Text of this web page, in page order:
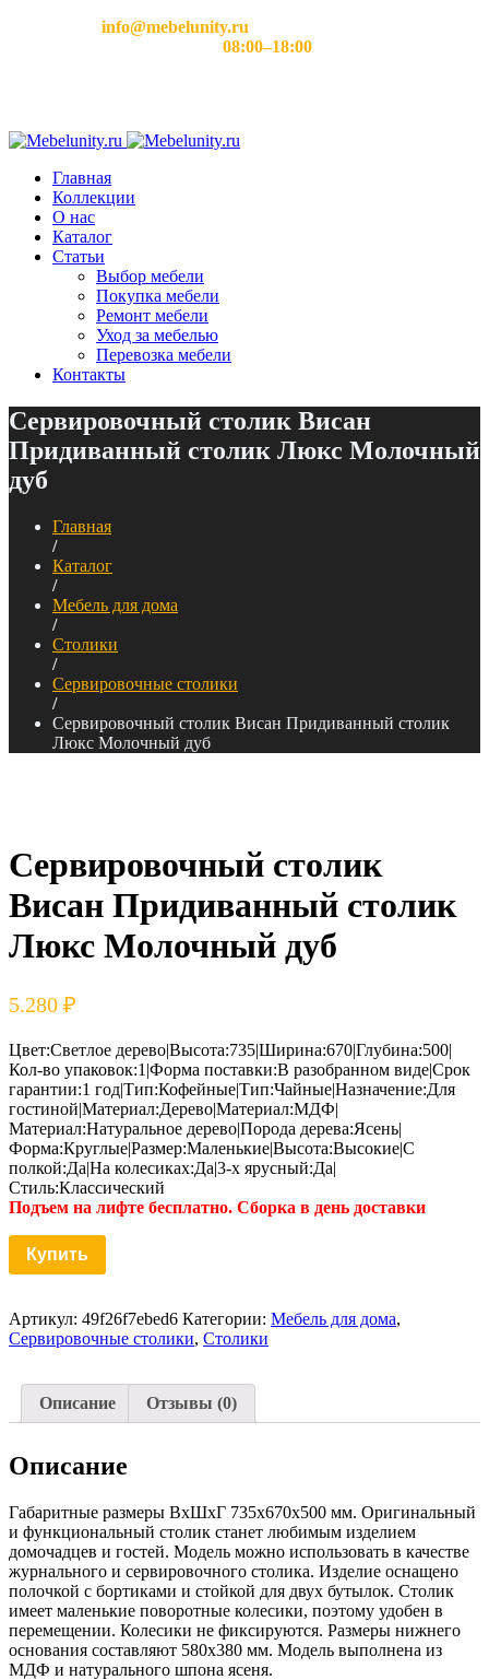
info@mebelunity.ru
08:00–18:00
Главная
Коллекции
О нас
Каталог
Статьи
Выбор мебели
Покупка мебели
Ремонт мебели
Уход за мебелью
Перевозка мебели
Контакты
Сервировочный столик Висан
Придиванный столик Люкс Молочный
дуб
Главная
/
Каталог
/
Мебель для дома
/
Столики
/
Сервировочные столики
/
Сервировочный столик Висан Придиванный столик
Люкс Молочный дуб
Сервировочный столик
Висан Придиванный столик
Люкс Молочный дуб
5.280 ₽
Цвет:Светлое дерево|Высота:735|Ширина:670|Глубина:500|
Кол-во упаковок:1|Форма поставки:В разобранном виде|Срок
гарантии:1 год|Тип:Кофейные|Тип:Чайные|Назначение:Для
гостиной|Материал:Дерево|Материал:МДФ|
Материал:Натуральное дерево|Порода дерева:Ясень|
Форма:Круглые|Размер:Маленькие|Высота:Высокие|С
полкой:Да|На колесиках:Да|3-х ярусный:Да|
Стиль:Классический
Подъем на лифте бесплатно. Сборка в день доставки
Купить
Артикул: 49f26f7ebed6 Категории: Мебель для дома,
Сервировочные столики, Столики
Описание Отзывы (0)
Описание
Габаритные размеры ВхШхГ 735x670x500 мм. Оригинальный
и функциональный столик станет любимым изделием
домочадцев и гостей. Модель можно использовать в качестве
журнального и сервировочного столика. Изделие оснащено
полочкой с бортиками и стойкой для двух бутылок. Столик
имеет маленькие поворотные колесики, поэтому удобен в
перемещении. Колесики не фиксируются. Размеры нижнего
основания составляют 580х380 мм. Модель выполнена из
МДФ и натурального шпона ясеня.